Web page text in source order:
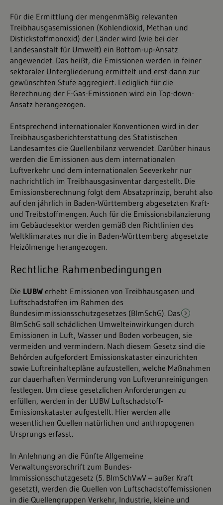
Für die Ermittlung der mengenmäßig relevanten
Treibhausgasemissionen (Kohlendioxid, Methan und
Distickstoffmonoxid) der Länder wird (wie bei der
Landesanstalt für Umwelt) ein Bottom-up-Ansatz
angewendet. Das heißt, die Emissionen werden in feiner
sektoraler Untergliederung ermittelt und erst dann zur
gewünschten Stufe aggregiert. Lediglich für die
Berechnung der F-Gas-Emissionen wird ein Top-down-
Ansatz herangezogen.
Entsprechend internationaler Konventionen wird in der
Treibhausgasberichterstattung des Statistischen
Landesamtes die Quellenbilanz verwendet. Darüber hinaus
werden die Emissionen aus dem internationalen
Luftverkehr und dem internationalen Seeverkehr nur
nachrichtlich im Treibhausgasinventar dargestellt. Die
Emissionsberechnung folgt dem Absatzprinzip, beruht also
auf den jährlich in Baden-Württemberg abgesetzten Kraft-
und Treibstoffmengen. Auch für die Emissionsbilanzierung
im Gebäudesektor werden gemäß den Richtlinien des
Weltklimarates nur die in Baden-Württemberg abgesetzte
Heizölmenge herangezogen.
Rechtliche Rahmenbedingungen
Die LUBW erhebt Emissionen von Treibhausgasen und
Luftschadstoffen im Rahmen des
Bundesimmissionsschutzgesetzes (BImSchG). Das
BImSchG soll schädlichen Umwelteinwirkungen durch
Emissionen in Luft, Wasser und Boden vorbeugen, sie
vermeiden und vermindern. Nach diesem Gesetz sind die
Behörden aufgefordert Emissionskataster einzurichten
sowie Luftreinhaltepläne aufzustellen, welche Maßnahmen
zur dauerhaften Verminderung von Luftverunreinigungen
festlegen. Um diese gesetzlichen Anforderungen zu
erfüllen, werden in der LUBW Luftschadstoff-
Emissionskataster aufgestellt. Hier werden alle
wesentlichen Quellen natürlichen und anthropogenen
Ursprungs erfasst.
In Anlehnung an die Fünfte Allgemeine
Verwaltungsvorschrift zum Bundes-
Immissionsschutzgesetz (5. BImSchVwV – außer Kraft
gesetzt), werden die Quellen von Luftschadstoffemissionen
in die Quellengruppen Verkehr, Industrie, kleine und